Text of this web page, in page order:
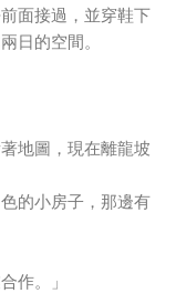
面接過，並穿鞋下
日的空間。
地圖，現在離龍坡
的小房子，那邊有
作。」